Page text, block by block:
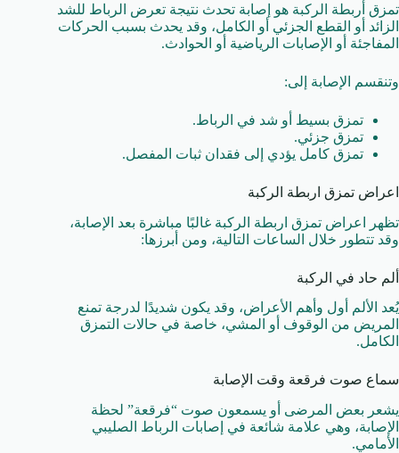
تمزق أربطة الركبة هو إصابة تحدث نتيجة تعرض الرباط للشد
الزائد أو القطع الجزئي أو الكامل، وقد يحدث بسبب الحركات
المفاجئة أو الإصابات الرياضية أو الحوادث.
وتنقسم الإصابة إلى:
تمزق بسيط أو شد في الرباط.
تمزق جزئي.
تمزق كامل يؤدي إلى فقدان ثبات المفصل.
اعراض تمزق اربطة الركبة
تظهر اعراض تمزق اربطة الركبة غالبًا مباشرة بعد الإصابة،
وقد تتطور خلال الساعات التالية، ومن أبرزها:
ألم حاد في الركبة
يُعد الألم أول وأهم الأعراض، وقد يكون شديدًا لدرجة تمنع
المريض من الوقوف أو المشي، خاصة في حالات التمزق
الكامل.
سماع صوت فرقعة وقت الإصابة
يشعر بعض المرضى أو يسمعون صوت “فرقعة” لحظة
الإصابة، وهي علامة شائعة في إصابات الرباط الصليبي
الأمامي.